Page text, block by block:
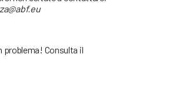
problema! Consulta il